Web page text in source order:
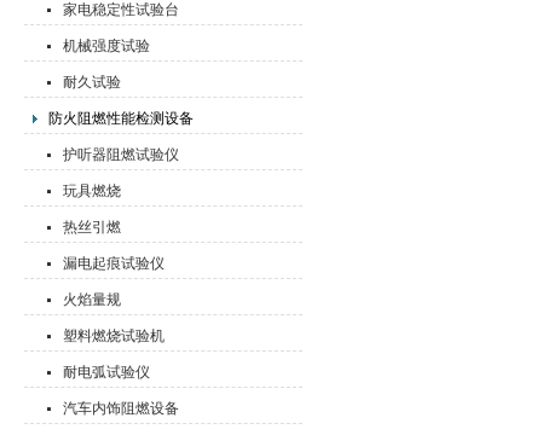
家电稳定性试验台
机械强度试验
耐久试验
防火阻燃性能检测设备
护听器阻燃试验仪
玩具燃烧
热丝引燃
漏电起痕试验仪
火焰量规
塑料燃烧试验机
耐电弧试验仪
汽车内饰阻燃设备